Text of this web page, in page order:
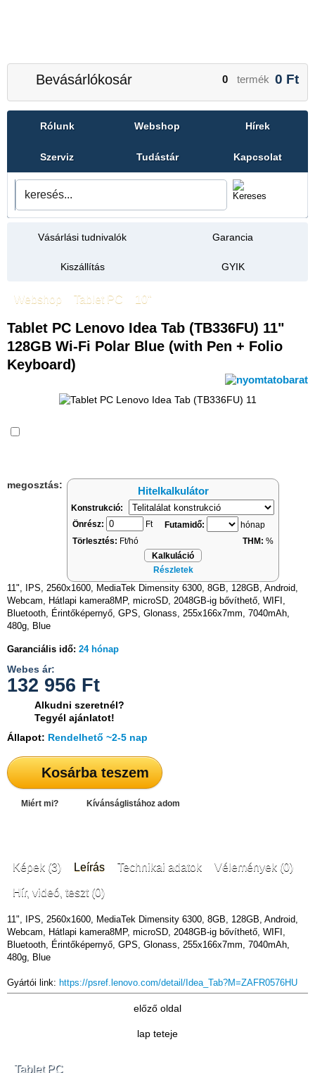
Bevásárlókosár 0 termék 0 Ft
Rólunk Webshop Hírek
Szerviz Tudástár Kapcsolat
Vásárlási tudnivalók Garancia
Kiszállítás GYIK
Tablet PC
Webshop Tablet PC 10"
Tablet PC Lenovo Idea Tab (TB336FU) 11"
128GB Wi-Fi Polar Blue (with Pen + Folio
Keyboard)
megosztás:
Hitelkalkulátor
Konstrukció:
Önrész:
Ft Futamidő:
hónap
Törlesztés: Ft/hó THM: %
Kalkuláció
Részletek
11", IPS, 2560x1600, MediaTek Dimensity 6300, 8GB, 128GB, Android,
Webcam, Hátlapi kamera8MP, microSD, 2048GB-ig bővíthető, WIFI,
Bluetooth, Érintőképernyő, GPS, Glonass, 255x166x7mm, 7040mAh,
480g, Blue
Garanciális idő: 24 hónap
Webes ár:
132 956 Ft
Alkudni szeretnél?
Tegyél ajánlatot!
Állapot: Rendelhető ~2-5 nap
Kosárba teszem
Miért mi? Kívánságlistához adom
Képek (3) Leírás Technikai adatok Vélemények (0)
Hír, videó, teszt (0)
11", IPS, 2560x1600, MediaTek Dimensity 6300, 8GB, 128GB, Android,
Webcam, Hátlapi kamera8MP, microSD, 2048GB-ig bővíthető, WIFI,
Bluetooth, Érintőképernyő, GPS, Glonass, 255x166x7mm, 7040mAh,
480g, Blue
Gyártói link: https://psref.lenovo.com/detail/Idea_Tab?M=ZAFR0576HU
előző oldal
lap teteje